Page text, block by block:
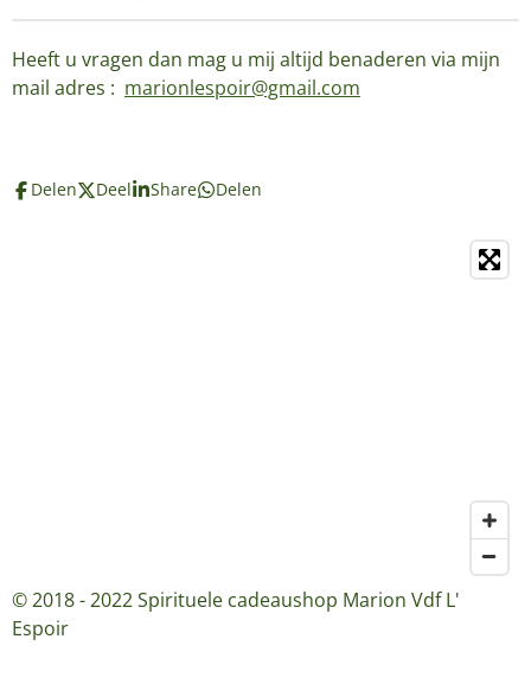
Heeft u vragen dan mag u mij altijd benaderen via mijn
mail adres : marionlespoir@gmail.com
Delen Deel Share Delen
© 2018 - 2022 Spirituele cadeaushop Marion Vdf L'
Espoir